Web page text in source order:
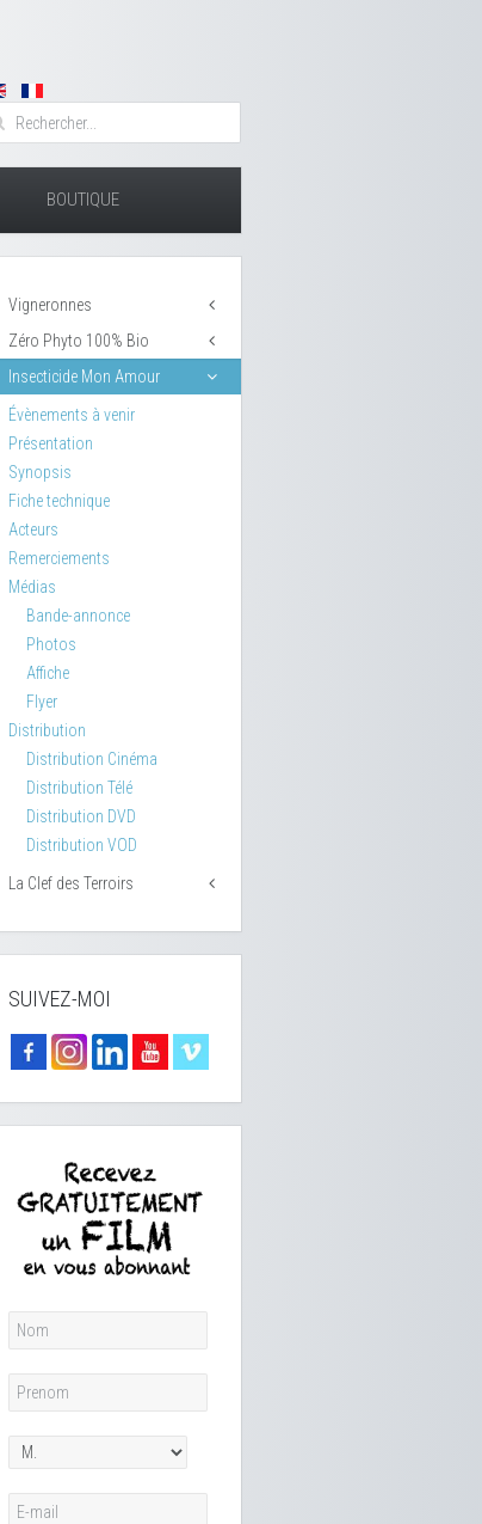
BOUTIQUE
Vigneronnes
Zéro Phyto 100% Bio
Insecticide Mon Amour
Évènements à venir
Présentation
Synopsis
Fiche technique
Acteurs
Remerciements
Médias
Bande-annonce
Photos
Affiche
Flyer
Distribution
Distribution Cinéma
Distribution Télé
Distribution DVD
Distribution VOD
La Clef des Terroirs
SUIVEZ-MOI